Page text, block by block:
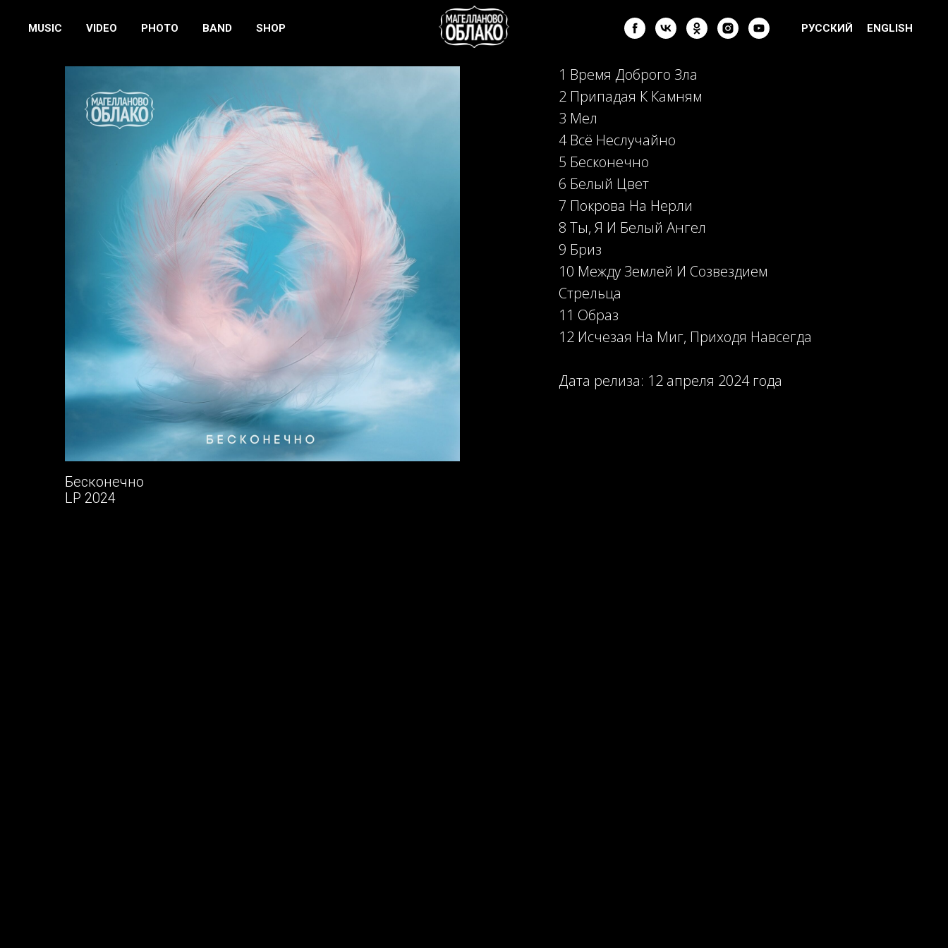
MUSIC VIDEO PHOTO BAND SHOP РУССКИЙ ENGLISH
Бесконечно
LP 2024
1 Время Доброго Зла
2 Припадая К Камням
3 Мел
4 Всё Неслучайно
5 Бесконечно
6 Белый Цвет
7 Покрова На Нерли
8 Ты, Я И Белый Ангел
9 Бриз
10 Между Землей И Созвездием
Стрельца
11 Образ
12 Исчезая На Миг, Приходя Навсегда
Дата релиза: 12 апреля 2024 года